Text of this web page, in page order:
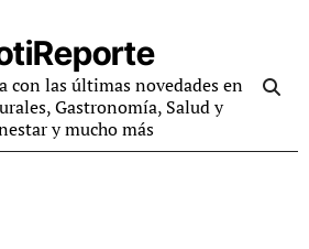
con las últimas novedades en
Gastronomía, Salud y
y mucho más